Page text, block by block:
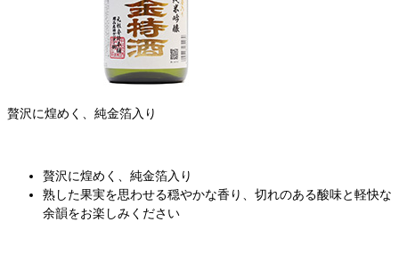
贅沢に煌めく、純金箔入り
贅沢に煌めく、純金箔入り
熟した果実を思わせる穏やかな香り、切れのある酸味と軽快な
余韻をお楽しみください